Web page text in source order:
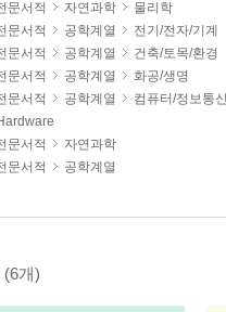
문서적 자연과학
물리학
문서적 공학계열
전기/전자/기계
문서적 공학계열
건축/토목/환경
문서적 공학계열
화공/생명
문서적 공학계열
컴퓨터/정보통
문서적
자연과학
문서적 공학계열
(6개)